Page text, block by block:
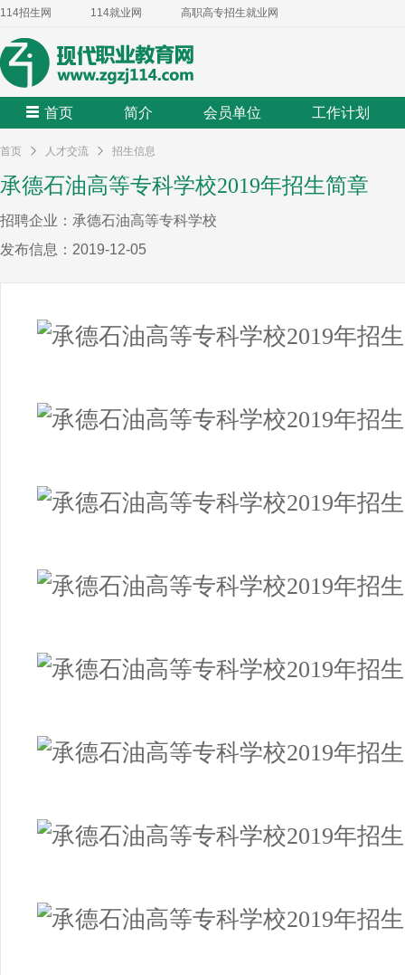
114招生网 114就业网 高职高专招生就业网
首页 简介 会员单位 工作计划
首页 人才交流 招生信息
承德石油高等专科学校2019年招生简章
招聘企业：承德石油高等专科学校
发布信息：2019-12-05